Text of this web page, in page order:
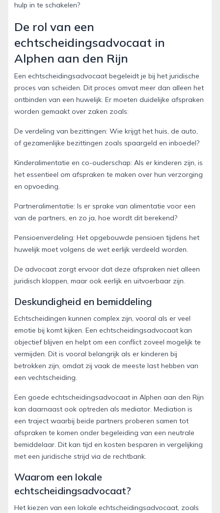
hulp in te schakelen?
De rol van een
echtscheidingsadvocaat in
Alphen aan den Rijn
Een echtscheidingsadvocaat begeleidt je bij het juridische
proces van scheiden. Dit proces omvat meer dan alleen het
ontbinden van een huwelijk. Er moeten duidelijke afspraken
worden gemaakt over zaken zoals:
De verdeling van bezittingen: Wie krijgt het huis, de auto,
of gezamenlijke bezittingen zoals spaargeld en inboedel?
Kinderalimentatie en co-ouderschap: Als er kinderen zijn, is
het essentieel om afspraken te maken over hun verzorging
en opvoeding.
Partneralimentatie: Is er sprake van alimentatie voor een
van de partners, en zo ja, hoe wordt dit berekend?
Pensioenverdeling: Het opgebouwde pensioen tijdens het
huwelijk moet volgens de wet eerlijk verdeeld worden.
De advocaat zorgt ervoor dat deze afspraken niet alleen
juridisch kloppen, maar ook eerlijk en uitvoerbaar zijn.
Deskundigheid en bemiddeling
Echtscheidingen kunnen complex zijn, vooral als er veel
emotie bij komt kijken. Een echtscheidingsadvocaat kan
objectief blijven en helpt om een conflict zoveel mogelijk te
vermijden. Dit is vooral belangrijk als er kinderen bij
betrokken zijn, omdat zij vaak de meeste last hebben van
een vechtscheiding.
Een goede echtscheidingsadvocaat in Alphen aan den Rijn
kan daarnaast ook optreden als mediator. Mediation is
een traject waarbij beide partners proberen samen tot
afspraken te komen onder begeleiding van een neutrale
bemiddelaar. Dit kan tijd en kosten besparen in vergelijking
met een juridische strijd via de rechtbank.
Waarom een lokale
echtscheidingsadvocaat?
Het kiezen van een lokale echtscheidingsadvocaat, zoals